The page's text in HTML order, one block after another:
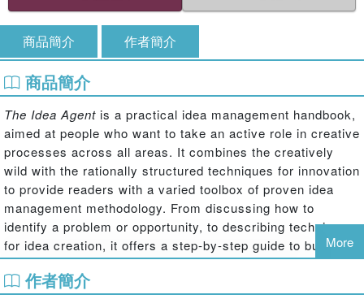
商品簡介 作者簡介
商品簡介
The Idea Agent is a practical idea management handbook,
aimed at people who want to take an active role in creative
processes across all areas. It combines the creatively
wild with the rationally structured techniques for innovation
to provide readers with a varied toolbox of proven idea
management methodology. From discussing how to
identify a problem or opportunity, to describing techniques
for idea creation, it offers a step-by-step guide to building
creative concepts for the marketplace. With built-in
exercises and applications, this book is an ideal working
More
作者簡介